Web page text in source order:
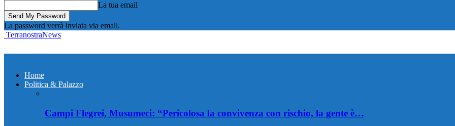
La tua email
La password verrà inviata via email.
TerranostraNews
Home
Politica & Palazzo
Campi Flegrei, Musumeci: “Pericolosa la convivenza con rischio, la gente è…